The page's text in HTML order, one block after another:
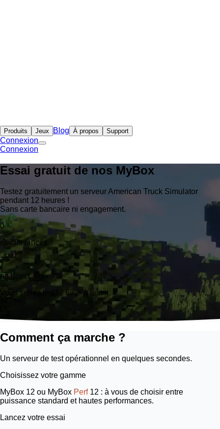
Produits Jeux Blog À propos Support
Connexion
Connexion
Essai gratuit de nos MyBox
Testez gratuitement un serveur American Truck Simulator
pendant 12 heures !
Sans carte bancaire ni engagement.
0
essais lancés
en direct
Vous seriez le 112 692ᵉ à tester
Comment ça marche ?
Un serveur de test opérationnel en quelques secondes.
Choisissez votre gamme
MyBox 12 ou MyBox Perf 12 : à vous de choisir entre
puissance standard et hautes performances.
Lancez votre essai